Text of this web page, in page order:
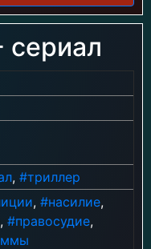
, #триллер
, #насилие,
, #правосудие,